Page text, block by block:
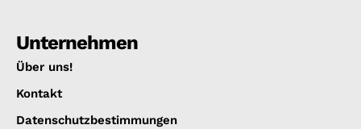
Unternehmen
Über uns!
Kontakt
Datenschutzbestimmungen